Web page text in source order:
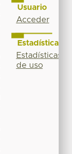
Usuario
Acceder
Estadísticas
Estadísticas
de uso